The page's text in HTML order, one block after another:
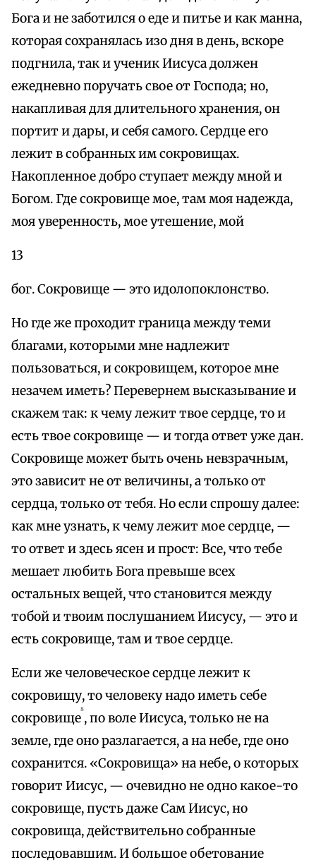
Бога и не заботился о еде и питье и как манна,
которая сохранялась изо дня в день, вскоре
подгнила, так и ученик Иисуса должен
ежедневно поручать свое от Господа; но,
накапливая для длительного хранения, он
портит и дары, и себя самого. Сердце его
лежит в собранных им сокровищах.
Накопленное добро ступает между мной и
Богом. Где сокровище мое, там моя надежда,
моя уверенность, мое утешение, мой
13
бог. Сокровище — это идолопоклонство.
Но где же проходит граница между теми
благами, которыми мне надлежит
пользоваться, и сокровищем, которое мне
незачем иметь? Перевернем высказывание и
скажем так: к чему лежит твое сердце, то и
есть твое сокровище — и тогда ответ уже дан.
Сокровище может быть очень невзрачным,
это зависит не от величины, а только от
сердца, только от тебя. Но если спрошу далее:
как мне узнать, к чему лежит мое сердце, —
то ответ и здесь ясен и прост: Все, что тебе
мешает любить Бога превыше всех
остальных вещей, что становится между
тобой и твоим послушанием Иисусу, — это и
есть сокровище, там и твое сердце.
Если же человеческое сердце лежит к
сокровищу, то человеку надо иметь себе
сокровище
8
, по воле Иисуса, только не на
земле, где оно разлагается, а на небе, где оно
сохранится. «Сокровища» на небе, о которых
говорит Иисус, — очевидно не одно какое-то
сокровище, пусть даже Сам Иисус, но
сокровища, действительно собранные
последовавшим. И большое обетование